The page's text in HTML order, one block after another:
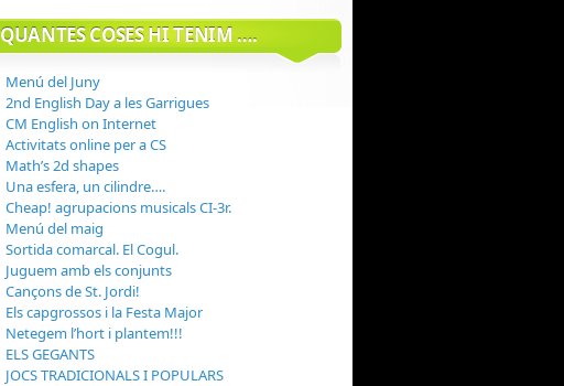
QUANTES COSES HI TENIM ….
Menú del Juny
2nd English Day a les Garrigues
CM English on Internet
Activitats online per a CS
Math’s 2d shapes
Una esfera, un cilindre….
Cheap! agrupacions musicals CI-3r.
Menú del maig
Sortida comarcal. El Cogul.
Juguem amb els conjunts
Cançons de St. Jordi!
Els capgrossos i la Festa Major
Netegem l’hort i plantem!!!
ELS GEGANTS
JOCS TRADICIONALS I POPULARS